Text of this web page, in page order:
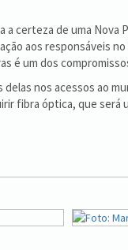
certeza de uma
aos responsáveis
é um dos
nos acessos ao
fibra óptica, que